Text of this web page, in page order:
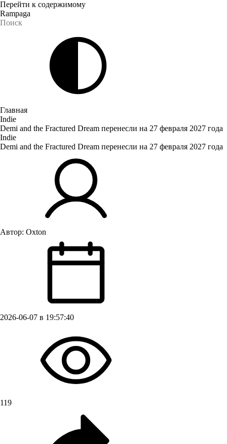
Перейти к содержимому
Rampaga
Главная
Indie
Demi and the Fractured Dream перенесли на 27 февраля 2027 года
Indie
Demi and the Fractured Dream перенесли на 27 февраля 2027 года
Автор: Oxton
2026-06-07 в 19:57:40
119